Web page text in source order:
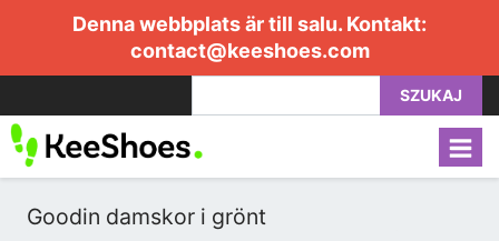
Denna webbplats är till salu. Kontakt:
contact@keeshoes.com
SZUKAJ
Goodin damskor i grönt